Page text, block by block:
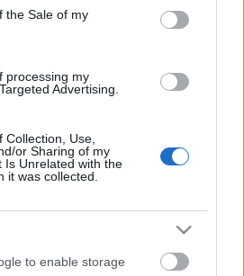
the Sale of my
processing my
Advertising.
Use,
or Sharing of my
Is Unrelated with the
it was collected.
to enable storage
Tesztelés: Hogyan
és Landing
Alapján?
Hogyan Optimalizáld
Oldalaid Adatok Alapján? A
a hatékonyság kulcsa
vállalkozások egyre nagyobb
Ads hirdetésekre, de